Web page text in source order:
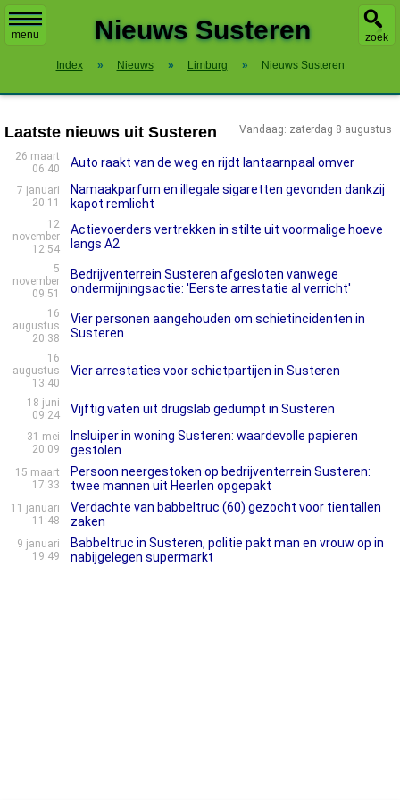
menu zoek
Nieuws Susteren
Index » Nieuws » Limburg » Nieuws Susteren
Vandaag: zaterdag 8 augustus
Laatste nieuws uit Susteren
26 maart
06:40
Auto raakt van de weg en rijdt lantaarnpaal omver
7 januari
20:11
Namaakparfum en illegale sigaretten gevonden dankzij
kapot remlicht
12
november
12:54
Actievoerders vertrekken in stilte uit voormalige hoeve
langs A2
5
november
09:51
Bedrijventerrein Susteren afgesloten vanwege
ondermijningsactie: 'Eerste arrestatie al verricht'
16
augustus
20:38
Vier personen aangehouden om schietincidenten in
Susteren
16
augustus
13:40
Vier arrestaties voor schietpartijen in Susteren
18 juni
09:24
Vijftig vaten uit drugslab gedumpt in Susteren
31 mei
20:09
Insluiper in woning Susteren: waardevolle papieren
gestolen
15 maart
17:33
Persoon neergestoken op bedrijventerrein Susteren:
twee mannen uit Heerlen opgepakt
11 januari
11:48
Verdachte van babbeltruc (60) gezocht voor tientallen
zaken
9 januari
19:49
Babbeltruc in Susteren, politie pakt man en vrouw op in
nabijgelegen supermarkt